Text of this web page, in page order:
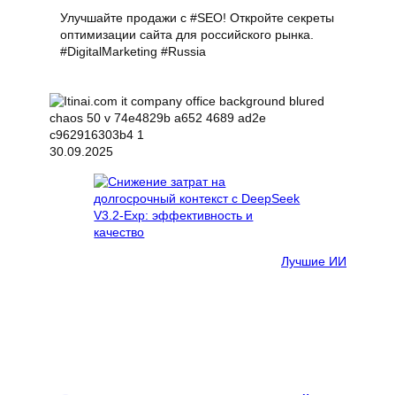
Улучшайте продажи с #SEO! Откройте секреты
оптимизации сайта для российского рынка.
#DigitalMarketing #Russia
30.09.2025
Лучшие ИИ